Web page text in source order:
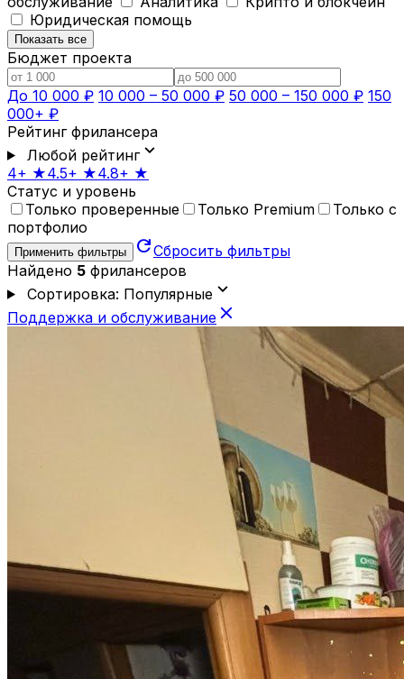
Юридическая помощь
Показать все
Бюджет проекта
До 10 000 ₽ 10 000 – 50 000 ₽ 50 000 – 150 000 ₽ 150
000+ ₽
Рейтинг фрилансера
Любой рейтингexpand_more
4+ ★4.5+ ★4.8+ ★
Статус и уровень
Только проверенные
Только Premium
Только с
портфолио
Применить фильтры refreshСбросить фильтры
Найдено 5 фрилансеров
Сортировка: Популярныеexpand_more
Поддержка и обслуживание close